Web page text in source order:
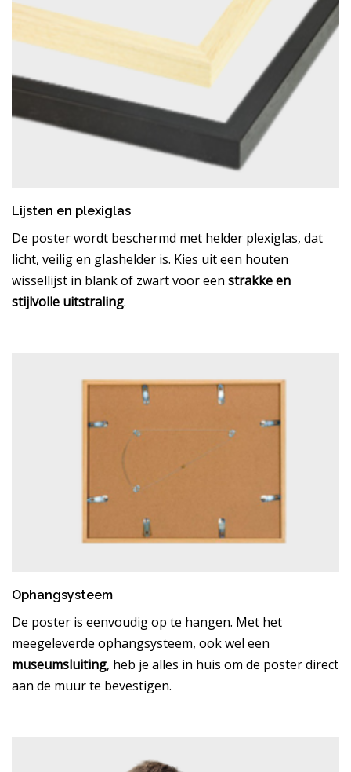
Lijsten en plexiglas
De poster wordt beschermd met helder plexiglas, dat
licht, veilig en glashelder is. Kies uit een houten
wissellijst in blank of zwart voor een strakke en
stijlvolle uitstraling.
Ophangsysteem
De poster is eenvoudig op te hangen. Met het
meegeleverde ophangsysteem, ook wel een
museumsluiting, heb je alles in huis om de poster direct
aan de muur te bevestigen.